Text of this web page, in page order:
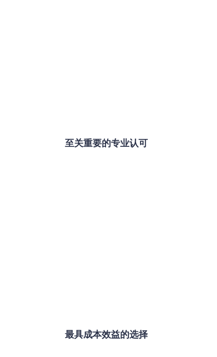
至关重要的专业认可
最具成本效益的选择